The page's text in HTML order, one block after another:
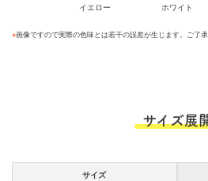
イエロー ホワイト
※画像ですので実際の色味とは若干の誤差が生じます。ご了承
サイズ展
サイズ